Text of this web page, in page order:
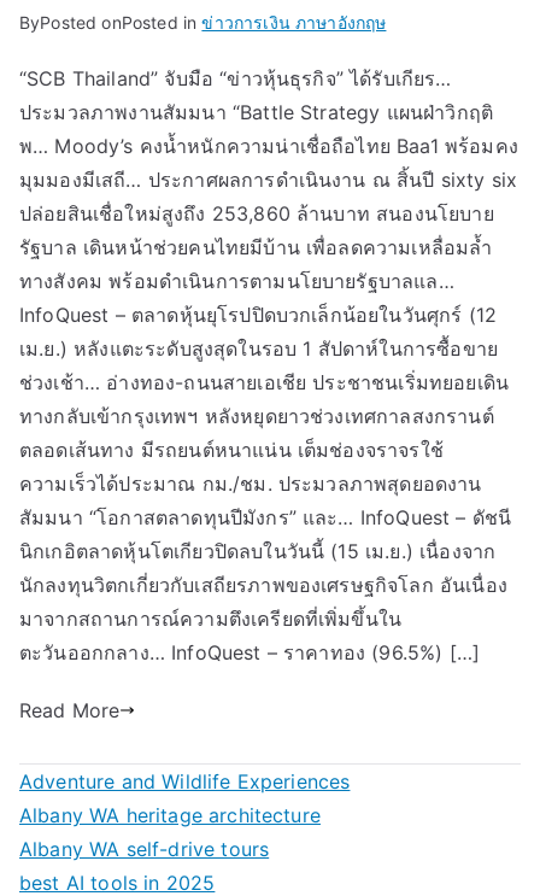
ByPosted onPosted inข่าวการเงิน ภาษาอังกฤษ
“SCB Thailand” จับมือ “ข่าวหุ้นธุรกิจ” ได้รับเกียร…
ประมวลภาพงานสัมมนา “Battle Strategy แผนฝ่าวิกฤติ
พ… Moody’s คงน้ำหนักความน่าเชื่อถือไทย Baa1 พร้อมคง
มุมมองมีเสถี… ประกาศผลการดำเนินงาน ณ สิ้นปี sixty six
ปล่อยสินเชื่อใหม่สูงถึง 253,860 ล้านบาท สนองนโยบาย
รัฐบาล เดินหน้าช่วยคนไทยมีบ้าน เพื่อลดความเหลื่อมล้ำ
ทางสังคม พร้อมดำเนินการตามนโยบายรัฐบาลแล…
InfoQuest – ตลาดหุ้นยุโรปปิดบวกเล็กน้อยในวันศุกร์ (12
เม.ย.) หลังแตะระดับสูงสุดในรอบ 1 สัปดาห์ในการซื้อขาย
ช่วงเช้า… อ่างทอง-ถนนสายเอเชีย ประชาชนเริ่มทยอยเดิน
ทางกลับเข้ากรุงเทพฯ หลังหยุดยาวช่วงเทศกาลสงกรานต์
ตลอดเส้นทาง มีรถยนต์หนาแน่น เต็มช่องจราจรใช้
ความเร็วได้ประมาณ กม./ชม. ประมวลภาพสุดยอดงาน
สัมมนา “โอกาสตลาดทุนปีมังกร” และ… InfoQuest – ดัชนี
นิกเกอิตลาดหุ้นโตเกียวปิดลบในวันนี้ (15 เม.ย.) เนื่องจาก
นักลงทุนวิตกเกี่ยวกับเสถียรภาพของเศรษฐกิจโลก อันเนื่อง
มาจากสถานการณ์ความตึงเครียดที่เพิ่มขึ้นใน
ตะวันออกกลาง… InfoQuest – ราคาทอง (96.5%) […]
Read More
Adventure and Wildlife Experiences
Albany WA heritage architecture
Albany WA self-drive tours
best AI tools in 2025